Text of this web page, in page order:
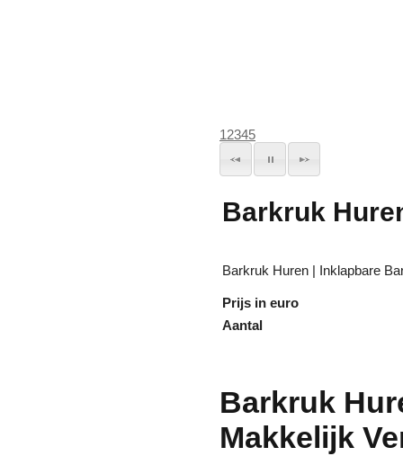
12345
Barkruk
Barkruk Huren | Inklapbare
Prijs in euro
Aantal
Barkruk
Makkelijk